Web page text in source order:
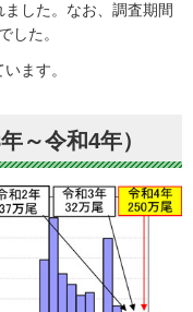
した。なお、調査期間
した。
ます。
～令和4年）